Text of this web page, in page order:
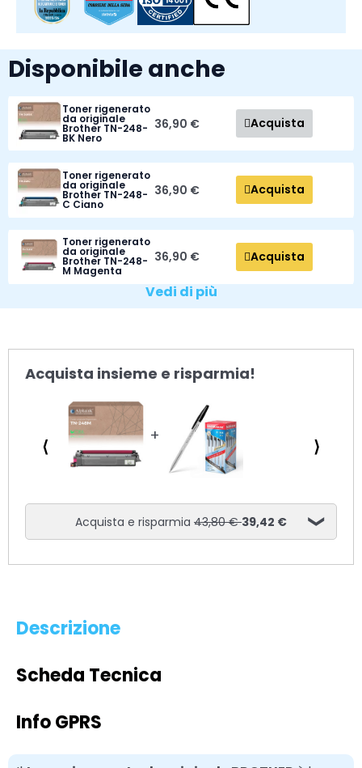
Disponibile anche
Toner rigenerato
da originale
Brother TN-248-
BK Nero
36,90 € Acquista
Toner rigenerato
da originale
Brother TN-248-
C Ciano
36,90 € Acquista
Toner rigenerato
da originale
Brother TN-248-
M Magenta
36,90 € Acquista
Vedi di più
Acquista insieme e risparmia!
⟨ ⟩
Acquista e risparmia 43,80 €39,42 €
Descrizione
Scheda Tecnica
Info GPRS